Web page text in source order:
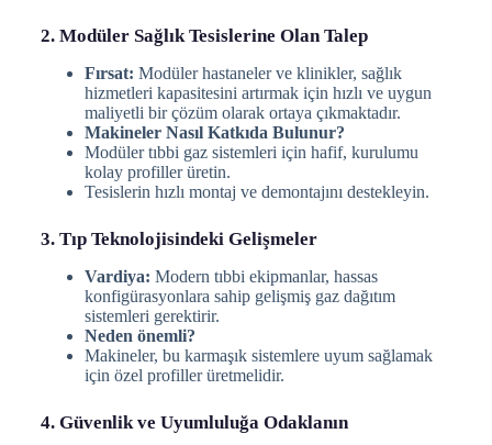
2. Modüler Sağlık Tesislerine Olan Talep
Fırsat: Modüler hastaneler ve klinikler, sağlık
hizmetleri kapasitesini artırmak için hızlı ve uygun
maliyetli bir çözüm olarak ortaya çıkmaktadır.
Makineler Nasıl Katkıda Bulunur?
Modüler tıbbi gaz sistemleri için hafif, kurulumu
kolay profiller üretin.
Tesislerin hızlı montaj ve demontajını destekleyin.
3. Tıp Teknolojisindeki Gelişmeler
Vardiya: Modern tıbbi ekipmanlar, hassas
konfigürasyonlara sahip gelişmiş gaz dağıtım
sistemleri gerektirir.
Neden önemli?
Makineler, bu karmaşık sistemlere uyum sağlamak
için özel profiller üretmelidir.
4. Güvenlik ve Uyumluluğa Odaklanın